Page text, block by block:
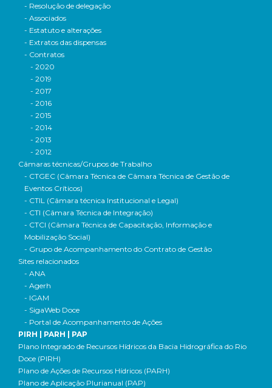
- Resolução de delegação
- Associados
- Estatuto e alterações
- Extratos das dispensas
- Contratos
- 2020
- 2019
- 2017
- 2016
- 2015
- 2014
- 2013
- 2012
Câmaras técnicas/Grupos de Trabalho
- CTGEC (Câmara Técnica de Câmara Técnica de Gestão de
Eventos Críticos)
- CTIL (Câmara técnica Institucional e Legal)
- CTI (Câmara Técnica de Integração)
- CTCI (Câmara Técnica de Capacitação, Informação e
Mobilização Social)
- Grupo de Acompanhamento do Contrato de Gestão
Sites relacionados
- ANA
- Agerh
- IGAM
- SigaWeb Doce
- Portal de Acompanhamento de Ações
PIRH | PARH | PAP
Plano Integrado de Recursos Hídricos da Bacia Hidrográfica do Rio
Doce (PIRH)
Plano de Ações de Recursos Hídricos (PARH)
Plano de Aplicação Plurianual (PAP)